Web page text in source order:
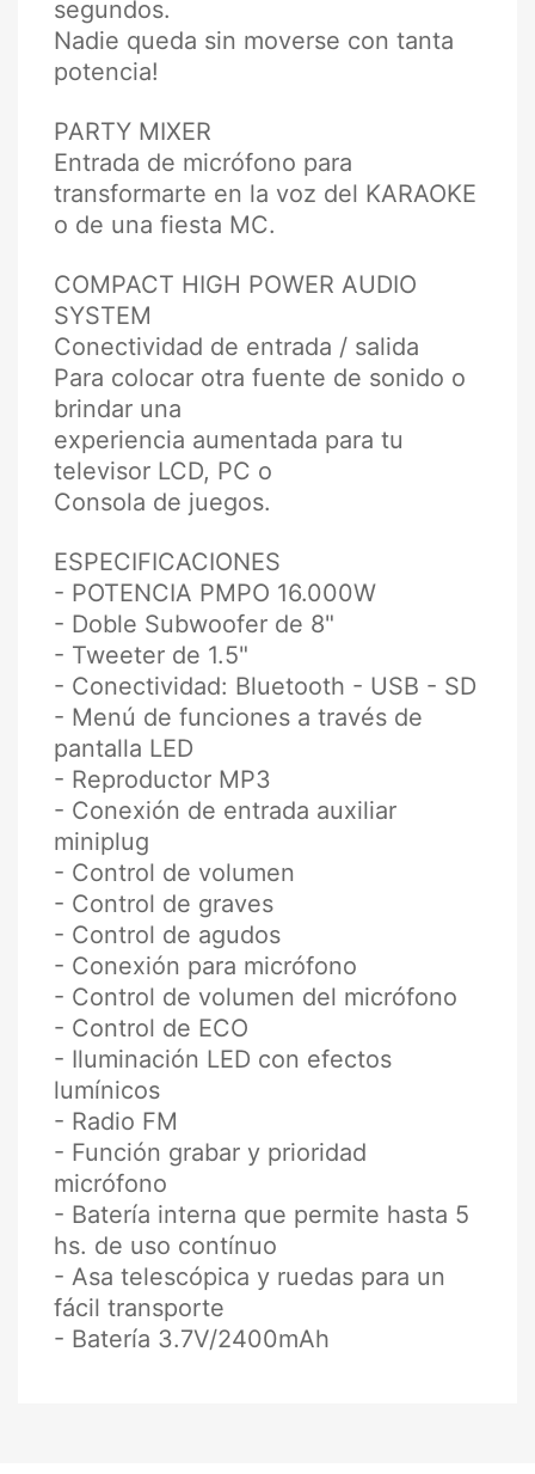
segundos.
Nadie queda sin moverse con tanta
potencia!
PARTY MIXER
Entrada de micrófono para
transformarte en la voz del KARAOKE
o de una fiesta MC.
COMPACT HIGH POWER AUDIO
SYSTEM
Conectividad de entrada / salida
Para colocar otra fuente de sonido o
brindar una
experiencia aumentada para tu
televisor LCD, PC o
Consola de juegos.
ESPECIFICACIONES
- POTENCIA PMPO 16.000W
- Doble Subwoofer de 8"
- Tweeter de 1.5"
- Conectividad: Bluetooth - USB - SD
- Menú de funciones a través de
pantalla LED
- Reproductor MP3
- Conexión de entrada auxiliar
miniplug
- Control de volumen
- Control de graves
- Control de agudos
- Conexión para micrófono
- Control de volumen del micrófono
- Control de ECO
- Iluminación LED con efectos
lumínicos
- Radio FM
- Función grabar y prioridad
micrófono
- Batería interna que permite hasta 5
hs. de uso contínuo
- Asa telescópica y ruedas para un
fácil transporte
- Batería 3.7V/2400mAh